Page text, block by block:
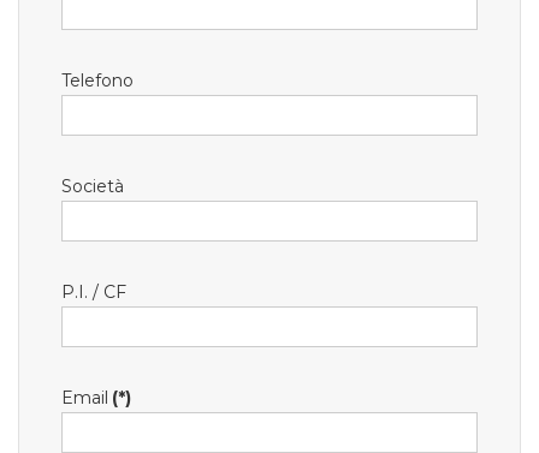
Telefono
Società
P.I. / CF
Email (*)